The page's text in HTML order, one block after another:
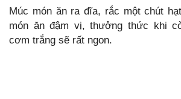
Múc món ăn ra đĩa, rắc một chút
món ăn đậm vị, thưởng thức khi
cơm trắng sẽ rất ngon.